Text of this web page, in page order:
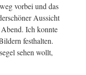
vorbei und das
Aussicht
Ich konnte
festhalten.
sehen wollt,